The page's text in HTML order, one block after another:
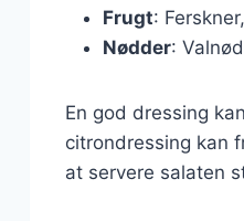
Frugt:
Nødder:
En god dressing
citrondressing kan
at servere salaten